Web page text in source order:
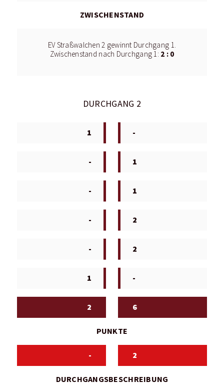
ZWISCHENSTAND
EV Straßwalchen 2 gewinnt Durchgang 1.
Zwischenstand nach Durchgang 1: 2 : 0
DURCHGANG 2
1 -
- 1
- 1
- 2
- 2
1 -
2 6
PUNKTE
- 2
DURCHGANGSBESCHREIBUNG